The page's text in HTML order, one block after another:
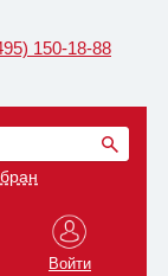
150-18-88
Войти